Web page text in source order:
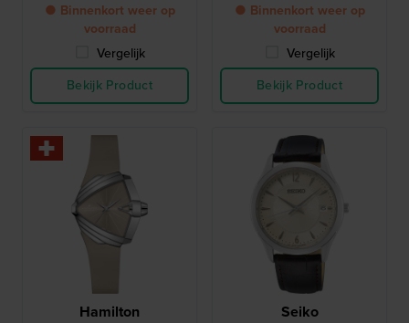
● Binnenkort weer op
voorraad
Vergelijk
Bekijk Product
● Binnenkort weer op
voorraad
Vergelijk
Bekijk Product
Hamilton Seiko